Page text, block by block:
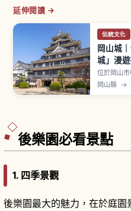
延伸閱讀 →
伝統文化
岡山城
城」漫
位於岡山
為「烏城
岡山縣 →
後樂園必看景點
1. 四季景觀
後樂園最大的魅力，在於庭園